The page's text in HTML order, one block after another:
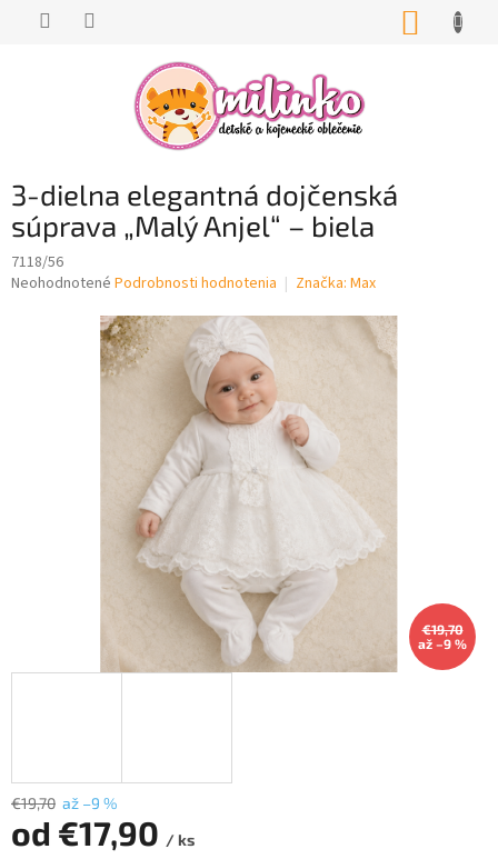
3-dielna elegantná dojčenská
súprava „Malý Anjel“ – biela
7118/56
Priemerné
Neohodnotené Podrobnosti hodnotenia Značka: Max
€19,70
až –9 %
€19,70 až –9 %
od €17,90 / ks